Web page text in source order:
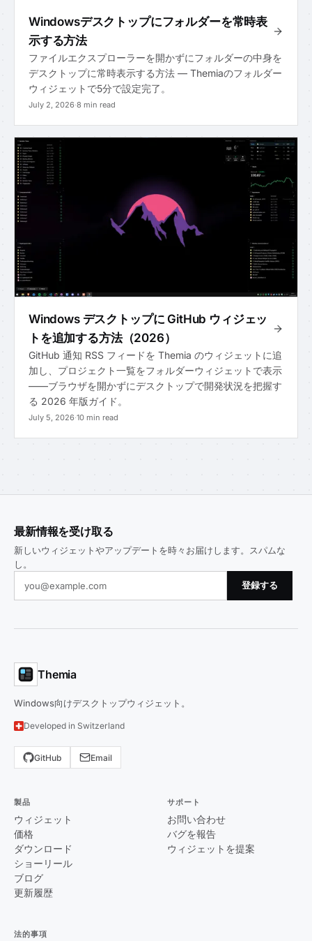
Windowsデスクトップにフォルダーを常時表
示する方法
ファイルエクスプローラーを開かずにフォルダーの中身を
デスクトップに常時表示する方法 — Themiaのフォルダー
ウィジェットで5分で設定完了。
July 2, 2026·8 min read
Windows デスクトップに GitHub ウィジェッ
トを追加する方法（2026）
GitHub 通知 RSS フィードを Themia のウィジェットに追
加し、プロジェクト一覧をフォルダーウィジェットで表示
——ブラウザを開かずにデスクトップで開発状況を把握す
る 2026 年版ガイド。
July 5, 2026·10 min read
最新情報を受け取る
新しいウィジェットやアップデートを時々お届けします。スパムな
し。
登録する
Themia
Windows向けデスクトップウィジェット。
Developed in Switzerland
GitHub Email
製品
ウィジェット
価格
ダウンロード
ショーリール
ブログ
更新履歴
サポート
お問い合わせ
バグを報告
ウィジェットを提案
法的事項